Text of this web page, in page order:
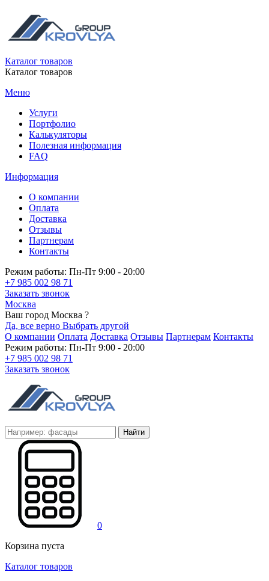
Каталог товаров
Каталог товаров
Меню
Услуги
Портфолио
Калькуляторы
Полезная информация
FAQ
Информация
О компании
Оплата
Доставка
Отзывы
Партнерам
Контакты
Режим работы: Пн-Пт 9:00 - 20:00
+7 985 002 98 71
Заказать звонок
Москва
Ваш город Москва ?
Да, все верно Выбрать другой
О компании Оплата Доставка Отзывы Партнерам Контакты
Режим работы: Пн-Пт 9:00 - 20:00
+7 985 002 98 71
Заказать звонок
Найти
0
Корзина пуста
Каталог товаров